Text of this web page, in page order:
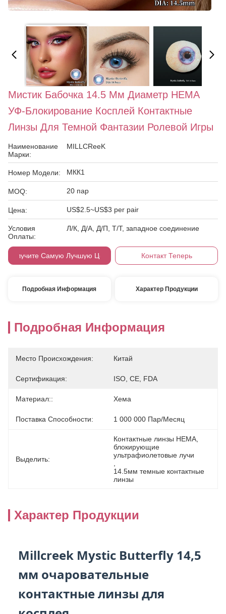
Мистик Бабочка 14.5 Мм Диаметр HEMA
УФ-Блокирование Косплей Контактные
Линзы Для Темной Фантазии Ролевой Игры
Наименование
Марки:
MILLCReeK
Номер Модели: МКК1
MOQ: 20 пар
Цена: US$2.5~US$3 per pair
Условия
Оплаты:
Л/К, Д/А, Д/П, Т/Т, западное соединение
Получите Самую Лучшую Цену Контакт Теперь
Подробная Информация Характер Продукции
Подробная Информация
Место Происхождения: Китай
Сертификация: ISO, CE, FDA
Материал:: Хема
Поставка Способности: 1 000 000 Пар/месяц
Выделить:
Контактные линзы HEMA
блокирующие
ультрафиолетовые лучи
14.5мм темные контактные
линзы
Характер Продукции
Millcreek Mystic Butterfly 14,5
мм очаровательные
контактные линзы для